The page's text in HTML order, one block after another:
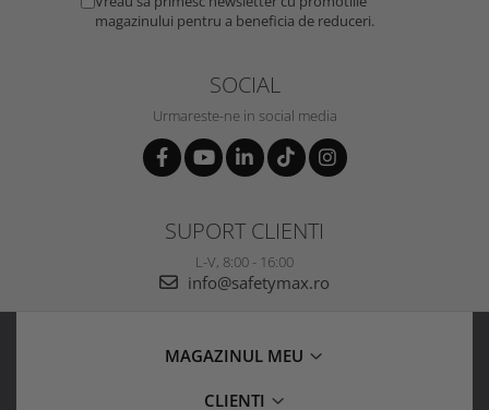
magazinului pentru a beneficia de reduceri.
SOCIAL
Urmareste-ne in social media
SUPORT CLIENTI
L-V, 8:00 - 16:00
info@safetymax.ro
MAGAZINUL MEU
CLIENTI